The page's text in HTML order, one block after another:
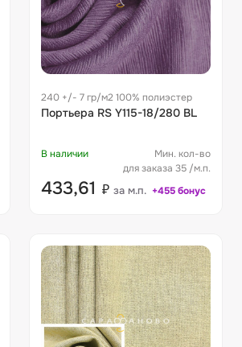
240 +/- 7 гр/м2 100% полиэстер
Портьера RS Y115-18/280 BL
В наличии
Мин. кол-во
для заказа 35 /м.п.
433,61 ₽ за м.п. +455 бонус